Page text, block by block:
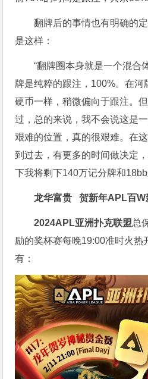
翻牌后的事情也有明确的
是这样：
“翻牌圈本身就是一个混合
牌是纯粹的跟注，100%。在
硬币一样，稍微偏向于跟注。
过，总的来说，我不会说这是
艰难的位置，真的很艰难。在
到过去，有更多的时间做决定
下我将剩下140万记分牌和
龙华富贵 贺新年APL百W
2024APL亚洲扑克联盟总
励的奖杯赛每晚19:00准时火热
有：